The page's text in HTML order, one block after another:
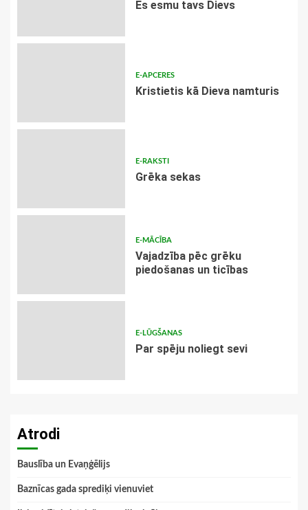
Es esmu tavs Dievs
E-APCERES
Kristietis kā Dieva namturis
E-RAKSTI
Grēka sekas
E-MĀCĪBA
Vajadzība pēc grēku
piedošanas un ticības
E-LŪGŠANAS
Par spēju noliegt sevi
Atrodi
Bauslība un Evaņģēlijs
Baznīcas gada sprediķi vienuviet